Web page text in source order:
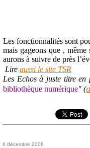
Les fonctionnalités sont
mais gageons que ,
aurons à suivre de près
Lire aussi le site TSR
Les Echos à juste titre
bibliothèque numérique" (
6 décembre 2006